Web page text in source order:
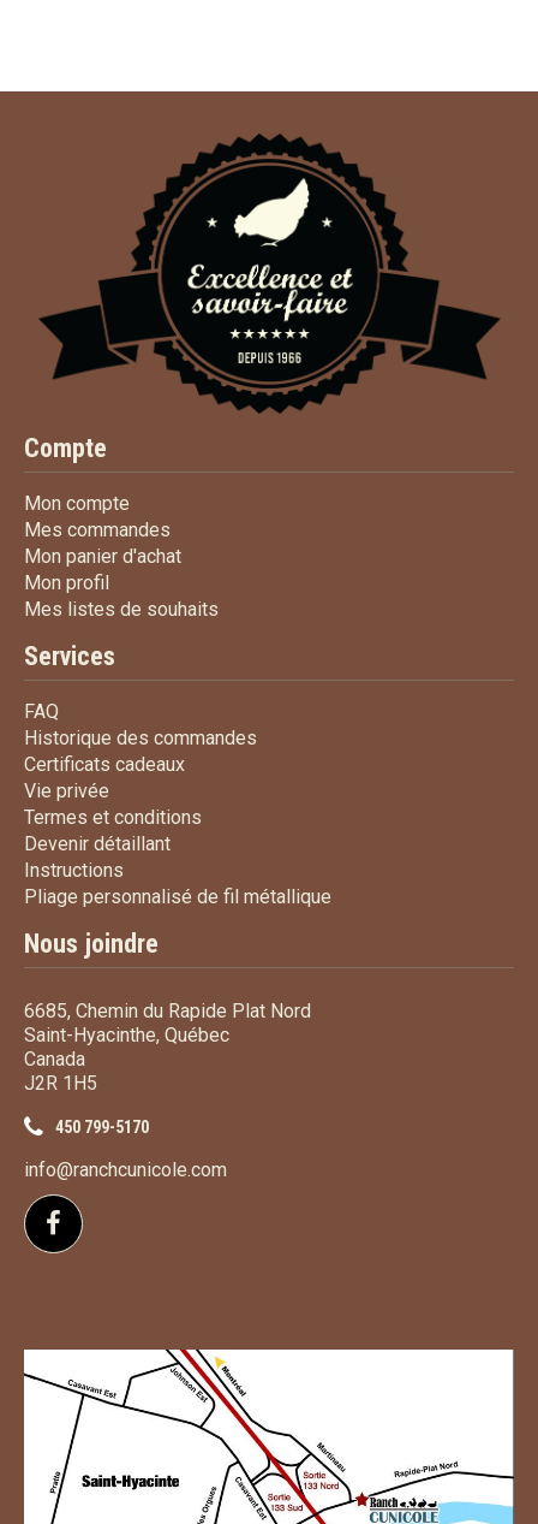
Compte
Mon compte
Mes commandes
Mon panier d'achatMon panier d'achat
Mon profil
Mes listes de souhaits
Services
FAQ
Historique des commandes
Certificats cadeauxCertificats cadeaux
Vie privée
Termes et conditions
Devenir détaillantDevenir détaillant
Instructions
Pliage personnalisé de fil métallique
Nous joindre
6685, Chemin du Rapide Plat Nord
Saint-Hyacinthe, Québec
Canada
J2R 1H5
450 799-5170
info@ranchcunicole.com
Suivez-nous sur Facebook